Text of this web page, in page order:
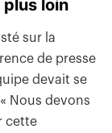
loin
sur la
de presse
devait se
Nous devons
cette